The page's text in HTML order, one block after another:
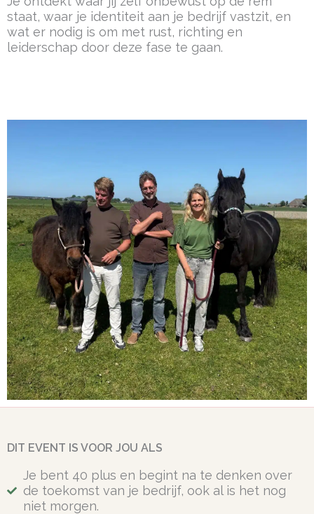
staat, waar je identiteit aan je bedrijf vastzit, en
wat er nodig is om met rust, richting en
leiderschap door deze fase te gaan.
DIT EVENT IS VOOR JOU ALS
Je bent 40 plus en begint na te denken over
de toekomst van je bedrijf, ook al is het nog
niet morgen.